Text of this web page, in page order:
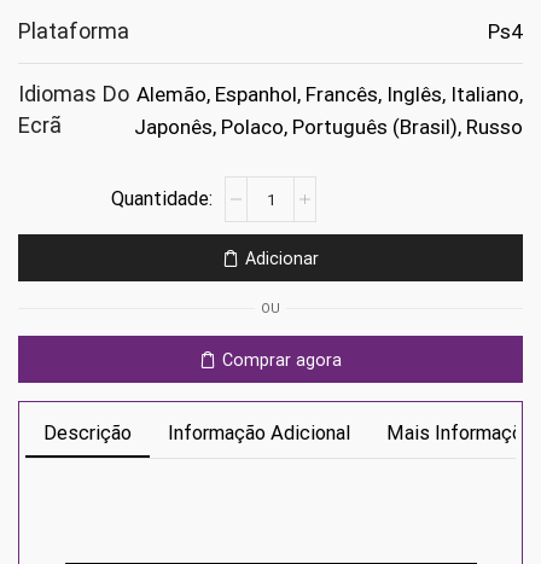
Plataforma Ps4
Idiomas Do
Ecrã
Alemão, Espanhol, Francês, Inglês, Italiano,
Japonês, Polaco, Português (Brasil), Russo
Sonic
Superstars
Adicionar
OU
Comprar agora
Descrição Informação Adicional Mais